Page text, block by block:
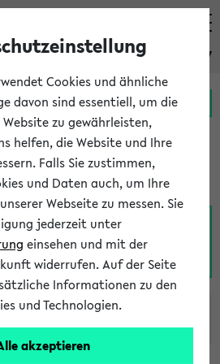
eKVV
Zum MeineUni Portal
der
I J K L M N O
X Y
Z
Cookies und ähnliche
davon sind essentiell, um die
zu gewährleisten,
helfen, die Website und Ihre
Falls Sie zustimmen,
und Daten auch, um Ihre
Webseite zu messen. Sie
jederzeit unter
einsehen und mit der
widerrufen. Auf der Seite
Informationen zu den
und Technologien.
akzeptieren